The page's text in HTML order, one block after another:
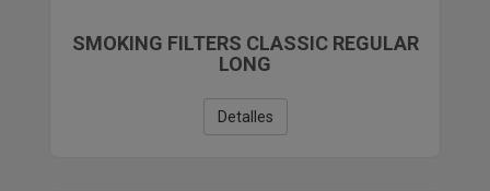
SMOKING FILTERS CLASSIC REGULAR
LONG
Detalles